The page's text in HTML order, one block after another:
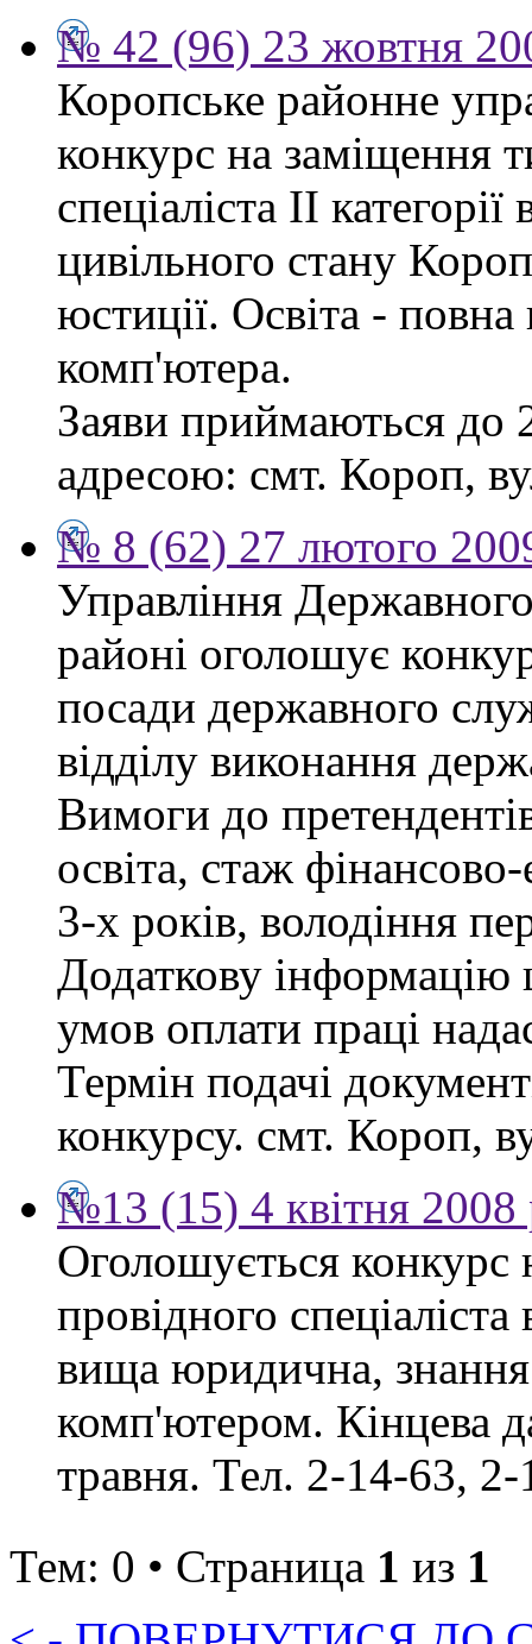
№ 42 (96) 23 жовтня
Коропське районне
конкурс на заміщення
спеціаліста ІІ
цивільного стану
юстиції. Освіта -
комп'ютера.
Заяви приймаються до
адресою: смт. Короп,
№ 8 (62) 27 лютого
Управління
районі оголошує
посади державного
відділу виконання
Вимоги до
освіта, стаж
3-х років, володіння
Додаткову інформацію
умов оплати праці
Термін подачі
конкурсу. смт. Короп,
№13 (15) 4 квітня 2008
Оголошується конкурс
провідного
вища юридична,
комп'ютером. Кінцева
травня. Тел. 2-14-63,
Тем: 0 • Страница 1 из 1